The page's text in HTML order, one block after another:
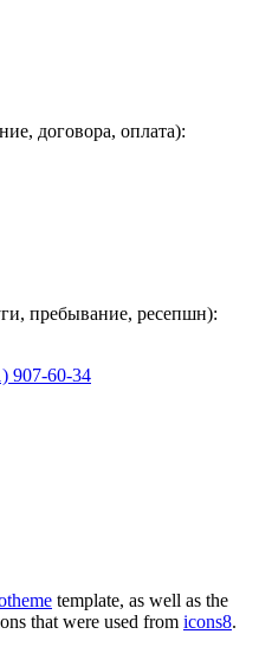
договора, оплата):
пребывание, ресепшн):
907-60-34
template, as well as the
that were used from icons8.